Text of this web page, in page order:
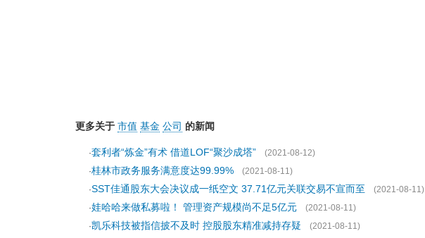
更多关于 市值 基金 公司 的新闻
·套利者“炼金”有术 借道LOF“聚沙成塔”
(2021-08-12)
·桂林市政务服务满意度达99.99%
(2021-08-11)
·SST佳通股东大会决议成一纸空文 37.71亿元关联交易不宣而至
(2021-08-11)
·娃哈哈来做私募啦！ 管理资产规模尚不足5亿元
(2021-08-11)
·凯乐科技被指信披不及时 控股股东精准减持存疑 (2021-08-11)